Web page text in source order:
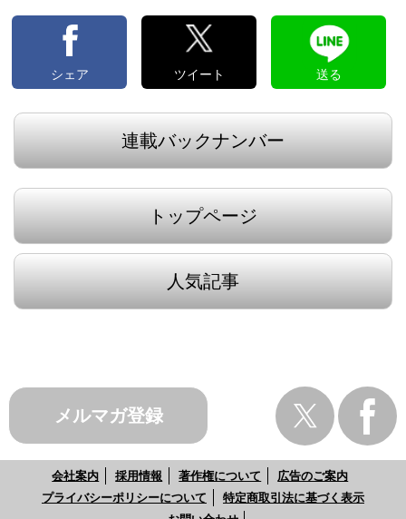
シェア ツイート 送る
連載バックナンバー
トップページ
人気記事
メルマガ登録
会社案内 採用情報 著作権について
広告のご案内
プライバシーポリシーについて
特定商取引法に基づく表示